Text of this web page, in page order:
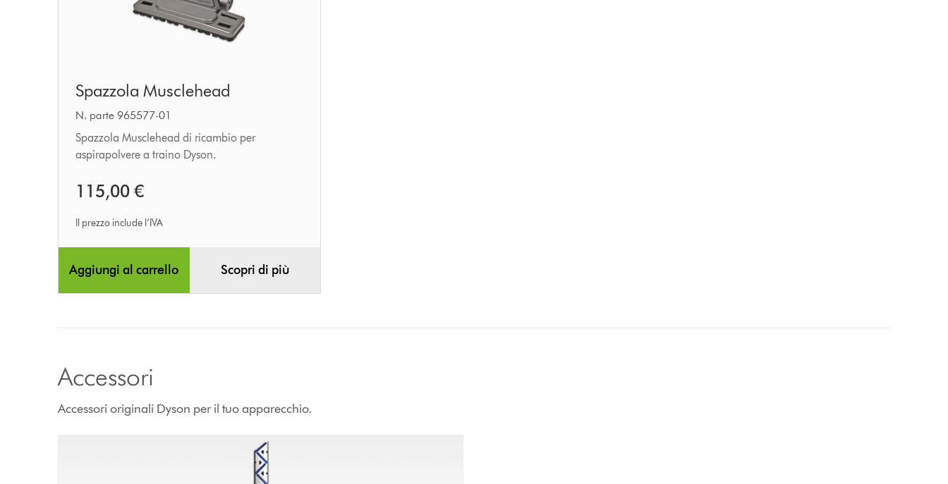
Musclehead
Spazzola Musclehead
N. parte 965577-01
Spazzola Musclehead di ricambio per
aspirapolvere a traino Dyson.
115,00 €
Il prezzo include l’IVA
Aggiungi al carrello Scopri di più
Accessori
Accessori originali Dyson per il tuo apparecchio.